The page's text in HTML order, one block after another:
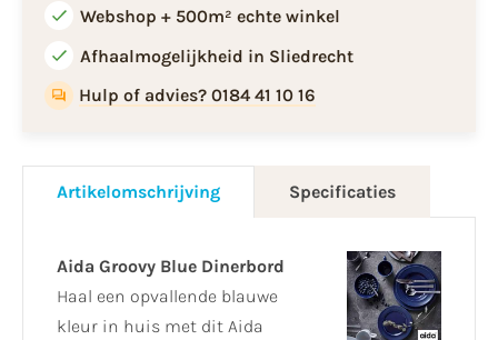
Webshop + 500m² echte winkel
Afhaalmogelijkheid in Sliedrecht
Hulp of advies? 0184 41 10 16
Artikelomschrijving Specificaties
Aida Groovy Blue Dinerbord
Haal een opvallende blauwe
kleur in huis met dit Aida